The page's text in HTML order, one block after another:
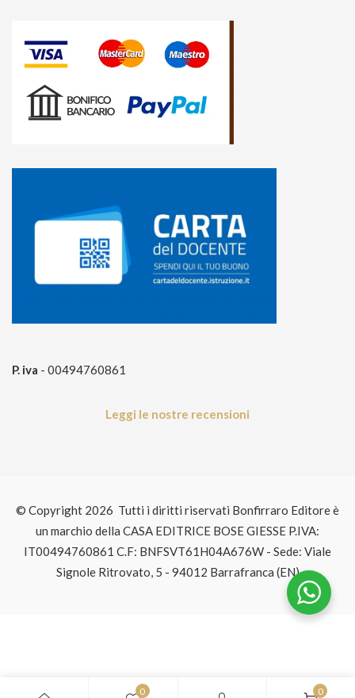
0 0
P. iva - 00494760861
Leggi le nostre recensioni
© Copyright 2026 Tutti i diritti riservati Bonfirraro Editore è
un marchio della CASA EDITRICE BOSE GIESSE P.IVA:
IT00494760861 C.F: BNFSVT61H04A676W - Sede: Viale
Signole Ritrovato, 5 - 94012 Barrafranca (EN)